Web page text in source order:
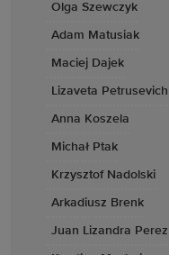
Olga Szewczyk
Adam Matusiak
Maciej Dajek
Lizaveta Petrusevich
Anna Koszela
Michał Ptak
Krzysztof Nadolski
Arkadiusz Brenk
Juan Lizandra Perez